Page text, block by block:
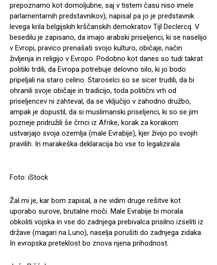
prepoznamo kot domoljubne, saj v tistem času niso imele
parlamentarnih predstavnikov), napisal pa jo je predstavnik
levega krila belgijskih krščanskih demokratov Tijl Declercq. V
besedilu je zapisano, da imajo arabski priseljenci, ki se naselijo
v Evropi, pravico prenašati svojo kulturo, običaje, način
življenja in religijo v Evropo. Podobno kot danes so tudi takrat
politiki trdili, da Evropa potrebuje delovno silo, ki jo bodo
pripeljali na staro celino. Staroselci so se sicer trudili, da bi
ohranili svoje običaje in tradicijo, toda politični vrh od
priseljencev ni zahteval, da se vključijo v zahodno družbo,
ampak je dopustil, da si muslimanski priseljenci, ki so se jim
pozneje pridružili še črnci iz Afrike, korak za korakom
ustvarjajo svoja ozemlja (male Evrabije), kjer živijo po svojih
pravilih. In marakeška deklaracija bo vse to legalizirala.
Foto: iStock
Žal mi je, kar bom zapisal, a ne vidim druge rešitve kot
uporabo surove, brutalne moči. Male Evrabije bi morala
obkoliti vojska in vse do zadnjega prebivalca prisilno izseliti iz
države (magari na Luno), naselja porušiti do zadnjega zidaka.
In evropska preteklost bo znova njena prihodnost.